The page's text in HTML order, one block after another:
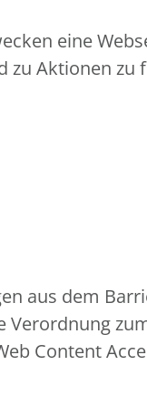
eine
zu Aktionen zu
aus dem
Content